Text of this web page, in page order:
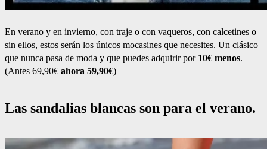
En verano y en invierno, con traje o con vaqueros, con calcetines o
sin ellos, estos serán los únicos mocasines que necesites. Un clásico
que nunca pasa de moda y que puedes adquirir por 10€ menos.
(Antes 69,90€ ahora 59,90€)
Las sandalias blancas son para el verano.